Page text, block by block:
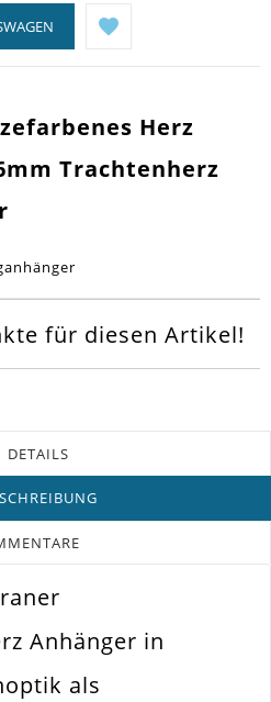
Herz
Trachtenherz
für diesen Artikel!
DETAILS
Anhänger in
als